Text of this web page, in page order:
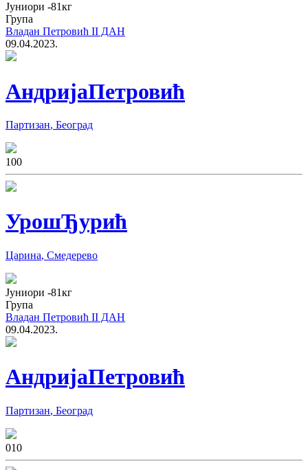
Јуниори -81кг
Група
Владан Петровић II ДАН
09.04.2023.
АндријаПетровић
Партизан, Београд
100
УрошЂурић
Царина, Смедерево
Јуниори -81кг
Група
Владан Петровић II ДАН
09.04.2023.
АндријаПетровић
Партизан, Београд
010